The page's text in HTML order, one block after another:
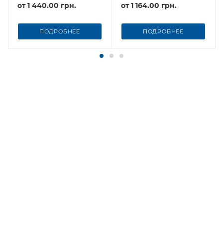
от1 440.00 грн.
ПОДРОБНЕЕ
от1 164.00 грн.
ПОДРОБНЕЕ